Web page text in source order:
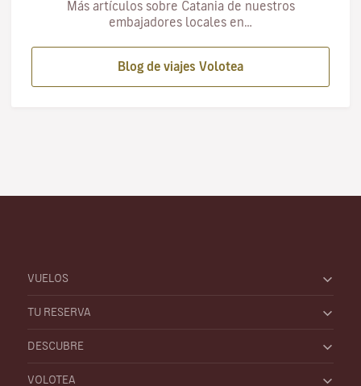
Más artículos sobre Catania de nuestros
embajadores locales en…
Blog de viajes Volotea
VUELOS
TU RESERVA
DESCUBRE
VOLOTEA